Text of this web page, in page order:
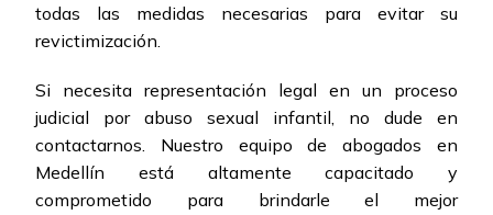
todas las medidas necesarias para evitar su
revictimización.
Si necesita representación legal en un proceso
judicial por abuso sexual infantil, no dude en
contactarnos. Nuestro equipo de abogados en
Medellín está altamente capacitado y
comprometido para brindarle el mejor